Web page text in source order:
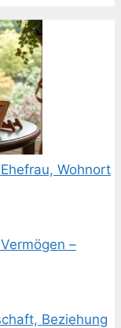
Wohnort
–
Beziehung